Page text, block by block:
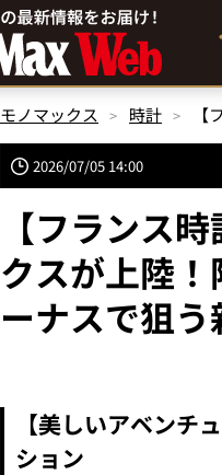
モノマックス 時計
2026/07/05 14:00
【フランス
クスが上陸
ーナスで狙う
【美しいアベンチ
ション